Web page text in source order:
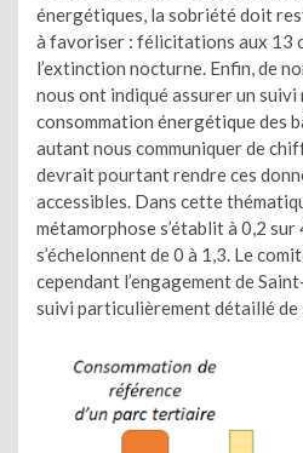
énergétiques, la sobriété doit
à favoriser : félicitations aux 13
l’extinction nocturne. Enfin, de
nous ont indiqué assurer un suivi
consommation énergétique des
autant nous communiquer de
devrait pourtant rendre ces
accessibles. Dans cette
métamorphose s’établit à 0,2 sur
s’échelonnent de 0 à 1,3. Le
cependant l’engagement de
suivi particulièrement détaillé de